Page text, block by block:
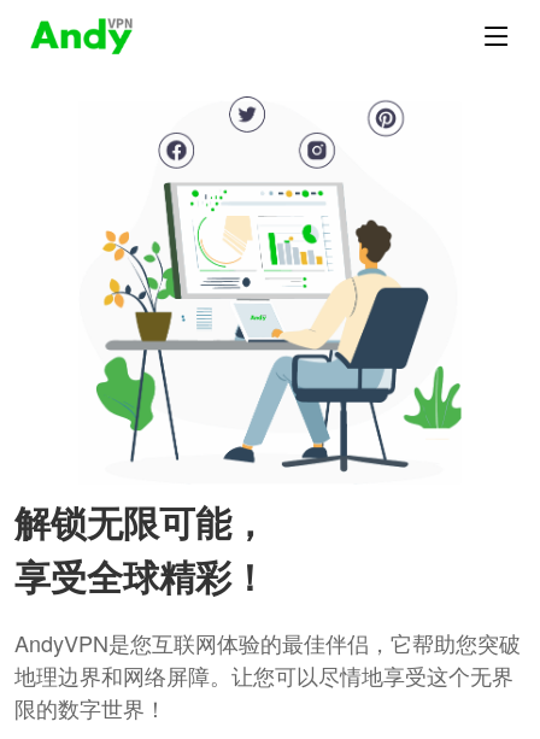
解锁无限可能，
享受全球精彩！
AndyVPN是您互联网体验的最佳伴侣，它帮助您突破
地理边界和网络屏障。让您可以尽情地享受这个无界
限的数字世界！